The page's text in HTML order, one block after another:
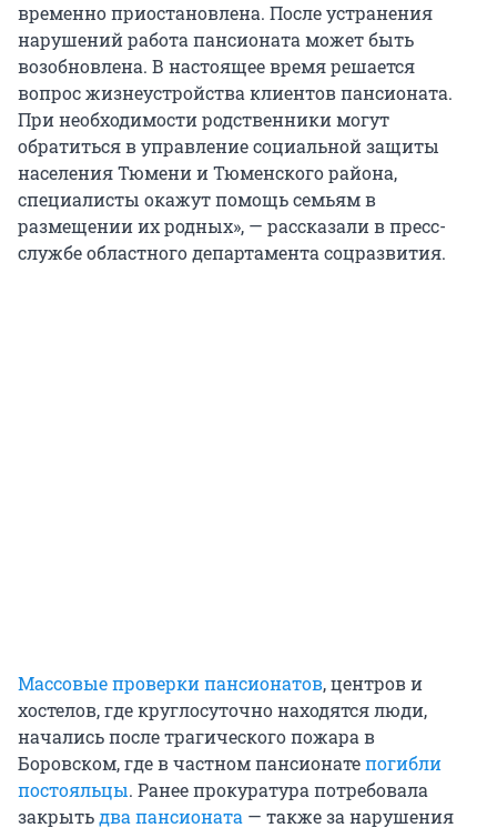
временно приостановлена. После устранения
нарушений работа пансионата может быть
возобновлена. В настоящее время решается
вопрос жизнеустройства клиентов пансионата.
При необходимости родственники могут
обратиться в управление социальной защиты
населения Тюмени и Тюменского района,
специалисты окажут помощь семьям в
размещении их родных», — рассказали в пресс-
службе областного департамента соцразвития.
Массовые проверки пансионатов, центров и
хостелов, где круглосуточно находятся люди,
начались после трагического пожара в
Боровском, где в частном пансионатепогибли
постояльцы. Ранее прокуратура потребовала
закрытьдва пансионата — также за нарушения